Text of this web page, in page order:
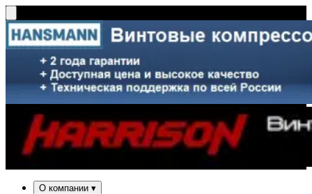
О компании ▾